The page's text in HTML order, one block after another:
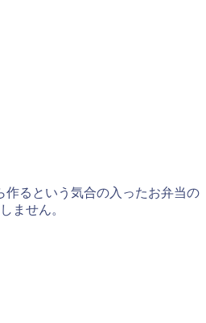
作るという気合の入ったお弁当の
ません。